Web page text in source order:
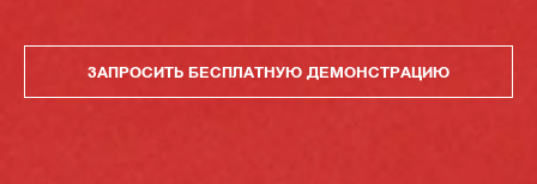
ЗАПРОСИТЬ БЕСПЛАТНУЮ ДЕМОНСТРАЦИЮ